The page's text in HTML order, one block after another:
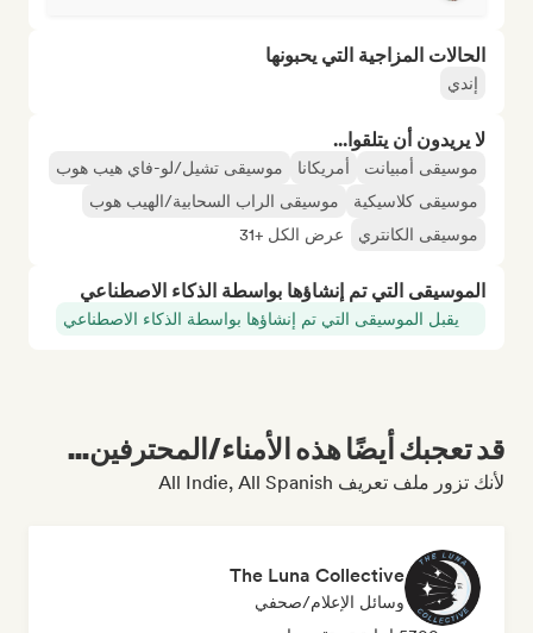
الحالات المزاجية التي يحبونها
إندي
لا يريدون أن يتلقوا...
موسيقى أمبيانت أمريكانا
موسيقى تشيل/لو-فاي هيب هوب
موسيقى كلاسيكية
موسيقى الراب السحابية/الهيب هوب
موسيقى الكانتري
عرض الكل +31
الموسيقى التي تم إنشاؤها بواسطة الذكاء الاصطناعي
يقبل الموسيقى التي تم إنشاؤها بواسطة الذكاء الاصطناعي
قد تعجبك أيضًا هذه الأمناء/المحترفين...
لأنك تزور ملف تعريف All Indie, All Spanish
The Luna Collective
وسائل الإعلام/صحفي